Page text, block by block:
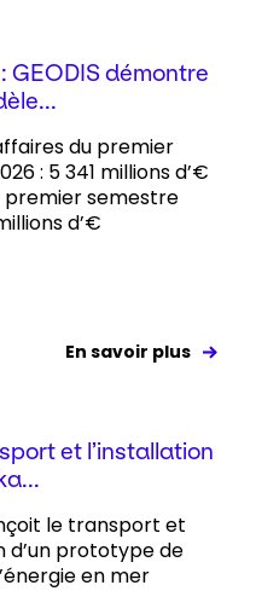
GEODIS démontre
du premier
: 5 341 millions d’€
premier semestre
d’€
En savoir plus
et l’installation
le transport et
d’un prototype de
en mer